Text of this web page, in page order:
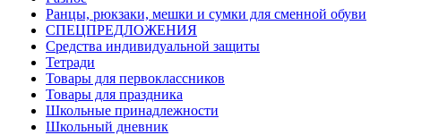
Ранцы, рюкзаки, мешки и сумки для сменной обуви
СПЕЦПРЕДЛОЖЕНИЯ
Средства индивидуальной защиты
Тетради
Товары для первоклассников
Товары для праздника
Школьные принадлежности
Школьный дневник